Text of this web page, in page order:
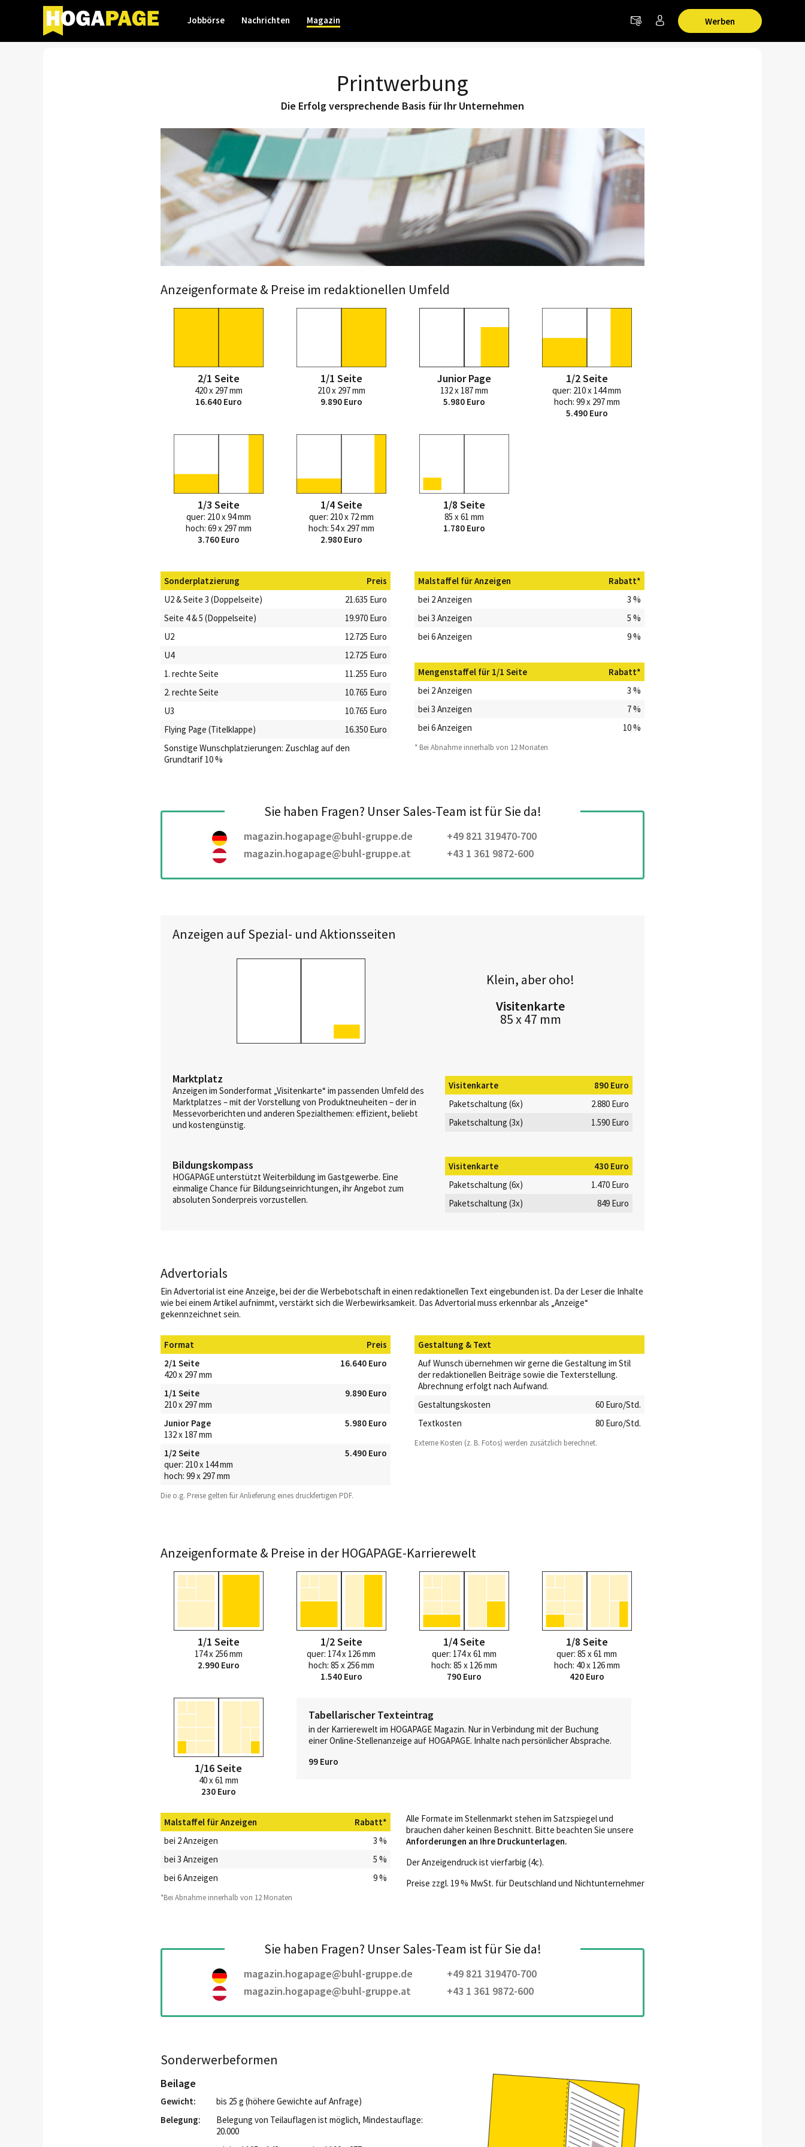
Werben
Jobbörse Nachrichten Magazin
Printwerbung
Die Erfolg versprechende Basis für Ihr Unternehmen
Anzeigenformate & Preise im redaktionellen Umfeld
2/1 Seite
420 x 297 mm
16.640 Euro
1/1 Seite
210 x 297 mm
9.890 Euro
Junior Page
132 x 187 mm
5.980 Euro
1/2 Seite
quer: 210 x 144 mm
hoch: 99 x 297 mm
5.490 Euro
1/3 Seite
quer: 210 x 94 mm
hoch: 69 x 297 mm
3.760 Euro
1/4 Seite
quer: 210 x 72 mm
hoch: 54 x 297 mm
2.980 Euro
1/8 Seite
85 x 61 mm
1.780 Euro
Sonderplatzierung
Preis
U2 & Seite 3 (Doppelseite)
21.635 Euro
Seite 4 & 5 (Doppelseite)
19.970 Euro
U2
12.725 Euro
U4
12.725 Euro
1. rechte Seite
11.255 Euro
2. rechte Seite
10.765 Euro
U3
10.765 Euro
Flying Page (Titelklappe)
16.350 Euro
Sonstige Wunschplatzierungen: Zuschlag auf den
Grundtarif 10 %
Malstaffel für Anzeigen
Rabatt*
bei 2 Anzeigen
3 %
bei 3 Anzeigen
5 %
bei 6 Anzeigen
9 %
Mengenstaffel für 1/1 Seite
Rabatt*
bei 2 Anzeigen
3 %
bei 3 Anzeigen
7 %
bei 6 Anzeigen
10 %
* Bei Abnahme innerhalb von 12 Monaten
Sie haben Fragen? Unser Sales-Team ist für Sie da!
magazin.hogapage@buhl-gruppe.de
+49 821 319470-700
magazin.hogapage@buhl-gruppe.at
+43 1 361 9872-600
Anzeigen auf Spezial- und Aktionsseiten
Klein, aber oho!
Visitenkarte
85 x 47 mm
Marktplatz
Anzeigen im Sonderformat „Visitenkarte“ im passenden Umfeld des
Marktplatzes – mit der Vorstellung von Produktneuheiten – der in
Messevorberichten und anderen Spezialthemen: effizient, beliebt
und kostengünstig.
Visitenkarte
890 Euro
Paketschaltung (6x)
2.880 Euro
Paketschaltung (3x)
1.590 Euro
Bildungskompass
HOGAPAGE unterstützt Weiterbildung im Gastgewerbe. Eine
einmalige Chance für Bildungseinrichtungen, ihr Angebot zum
absoluten Sonderpreis vorzustellen.
Visitenkarte
430 Euro
Paketschaltung (6x)
1.470 Euro
Paketschaltung (3x)
849 Euro
Advertorials
Ein Advertorial ist eine Anzeige, bei der die Werbebotschaft in einen redaktionellen Text eingebunden ist. Da der Leser die Inhalte
wie bei einem Artikel aufnimmt, verstärkt sich die Werbewirksamkeit. Das Advertorial muss erkennbar als „Anzeige“
gekennzeichnet sein.
Format
Preis
2/1 Seite
420 x 297 mm
16.640 Euro
1/1 Seite
210 x 297 mm
9.890 Euro
Junior Page
132 x 187 mm
5.980 Euro
1/2 Seite
quer: 210 x 144 mm
hoch: 99 x 297 mm
5.490 Euro
Die o.g. Preise gelten für Anlieferung eines druckfertigen PDF.
Gestaltung & Text
Auf Wunsch übernehmen wir gerne die Gestaltung im Stil
der redaktionellen Beiträge sowie die Texterstellung.
Abrechnung erfolgt nach Aufwand.
Gestaltungskosten
60 Euro/Std.
Textkosten
80 Euro/Std.
Externe Kosten (z. B. Fotos) werden zusätzlich berechnet.
Anzeigenformate & Preise in der HOGAPAGE-Karrierewelt
1/1 Seite
174 x 256 mm
2.990 Euro
1/2 Seite
quer: 174 x 126 mm
hoch: 85 x 256 mm
1.540 Euro
1/4 Seite
quer: 174 x 61 mm
hoch: 85 x 126 mm
790 Euro
1/8 Seite
quer: 85 x 61 mm
hoch: 40 x 126 mm
420 Euro
1/16 Seite
40 x 61 mm
230 Euro
Tabellarischer Texteintrag
in der Karrierewelt im HOGAPAGE Magazin. Nur in Verbindung mit der Buchung
einer Online-Stellenanzeige auf HOGAPAGE. Inhalte nach persönlicher Absprache.
99 Euro
Malstaffel für Anzeigen
Rabatt*
bei 2 Anzeigen
3 %
bei 3 Anzeigen
5 %
bei 6 Anzeigen
9 %
*Bei Abnahme innerhalb von 12 Monaten
Alle Formate im Stellenmarkt stehen im Satzspiegel und
brauchen daher keinen Beschnitt. Bitte beachten Sie unsere
Anforderungen an Ihre Druckunterlagen.
Der Anzeigendruck ist vierfarbig (4c).
Preise zzgl. 19 % MwSt. für Deutschland und Nichtunternehmer
Sie haben Fragen? Unser Sales-Team ist für Sie da!
magazin.hogapage@buhl-gruppe.de
+49 821 319470-700
magazin.hogapage@buhl-gruppe.at
+43 1 361 9872-600
Sonderwerbeformen
Beilage
Gewicht:
bis 25 g (höhere Gewichte auf Anfrage)
Belegung:
Belegung von Teilauflagen ist möglich, Mindestauflage:
20.000